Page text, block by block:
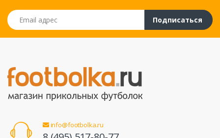
Email адрес
Подписаться
info@footbolka.ru